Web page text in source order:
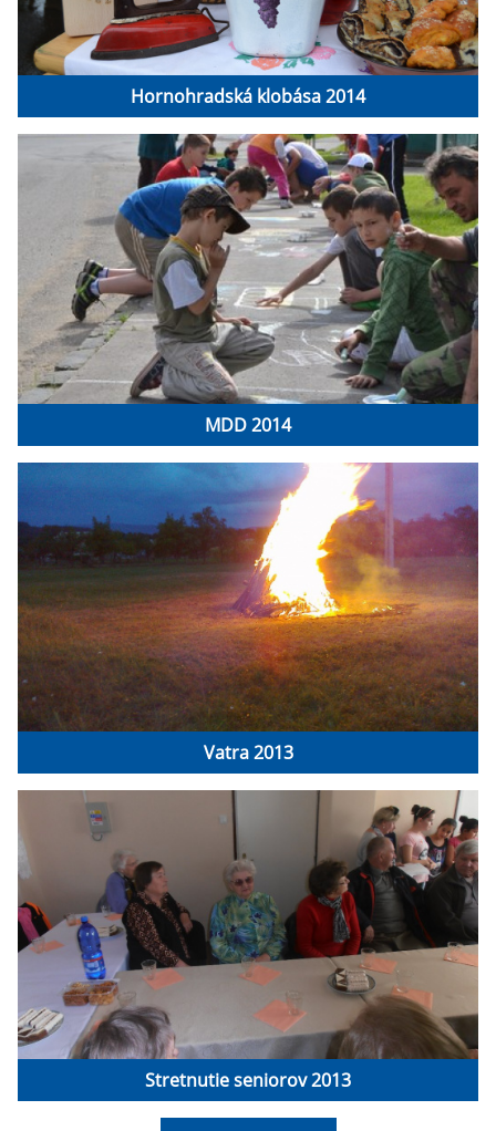
Hornohradská klobása 2014
MDD 2014
Vatra 2013
Stretnutie seniorov 2013